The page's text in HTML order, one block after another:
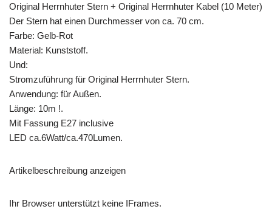
Original Herrnhuter Stern + Original Herrnhuter Kabel (10 Meter)
Der Stern hat einen Durchmesser von ca. 70 cm.
Farbe: Gelb-Rot
Material: Kunststoff.
Und:
Stromzuführung für Original Herrnhuter Stern.
Anwendung: für Außen.
Länge: 10m !.
Mit Fassung E27 inclusive
LED ca.6Watt/ca.470Lumen.
Artikelbeschreibung anzeigen
Ihr Browser unterstützt keine IFrames.